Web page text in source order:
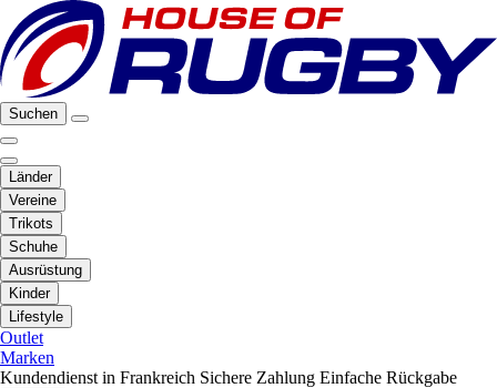
Suchen
Länder
Vereine
Trikots
Schuhe
Ausrüstung
Kinder
Lifestyle
Outlet
Marken
Kundendienst in Frankreich Sichere Zahlung Einfache Rückgabe